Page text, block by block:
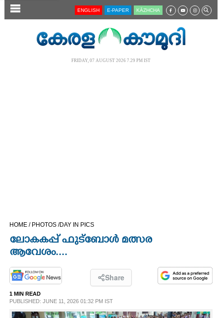
SECTIONS ENGLISH E-PAPER KĀZHCHA
FRIDAY, 07 AUGUST 2026 7.29 PM IST
HOME / PHOTOS /DAY IN PICS
ലോകകപ്പ് ഫുട്ബോൾ മത്സര
ആവേശം....
Share
1 MIN READ
PUBLISHED: JUNE 11, 2026 01:32 PM IST